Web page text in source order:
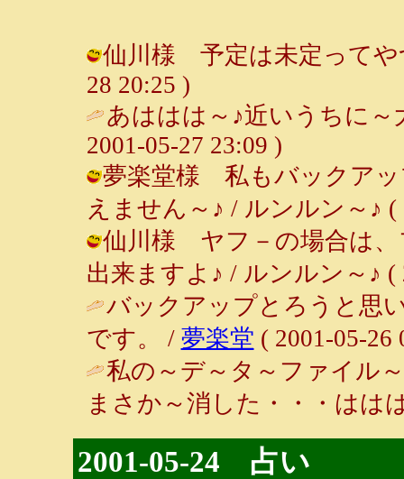
仙川様 予定は未定ってや
28 20:25 )
あははは～♪近いうちに
2001-05-27 23:09 )
夢楽堂様 私もバックアッ
えません～♪ / ルンルン～♪ (
仙川様 ヤフ－の場合は、
出来ますよ♪ / ルンルン～♪ (
バックアップとろうと思
です。 / 夢楽堂 ( 2001-05-26
私の～デ～タ～ファイ
まさか～消した・・・はは
2001-05-24 占い